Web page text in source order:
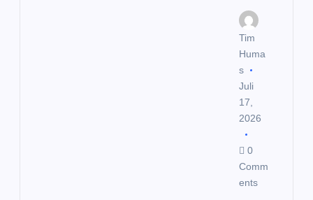
Tim
Huma
s
Juli
17,
2026
0
Comm
ents